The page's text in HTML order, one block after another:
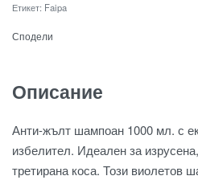
Етикет: Faipa
Сподели
Описание
Анти-жълт шампоан 1000 мл. с
избелител. Идеален за
третирана коса. Този виолетов